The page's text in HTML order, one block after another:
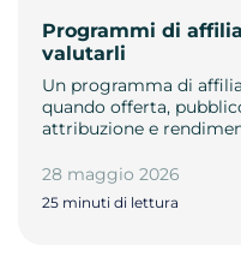
Programmi di
valutarli
Un programma di
quando offerta,
attribuzione e
28 maggio 2026
25 minuti di lettura